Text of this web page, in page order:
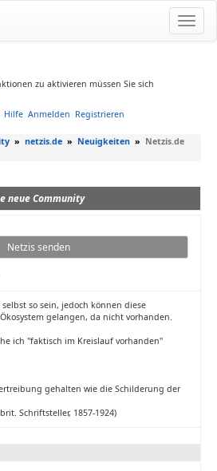
zu aktivieren müssen Sie sich
Hilfe Anmelden Registrieren
» netzis.de » Neuigkeiten » Netzis.de
neue Community
Netzis senden
so sein, jedoch können diese
gelangen, da nicht vorhanden.
ich "faktisch im Kreislauf vorhanden"
gehalten wie die Schilderung der
Schriftsteller, 1857-1924)